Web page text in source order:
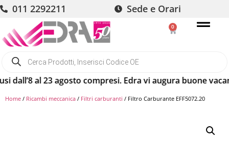
011 2292211 Sede e Orari
0
al 23 agosto compresi. Edra vi augura buone
Home / Ricambi meccanica / Filtri carburanti / Filtro Carburante EFF5072.20